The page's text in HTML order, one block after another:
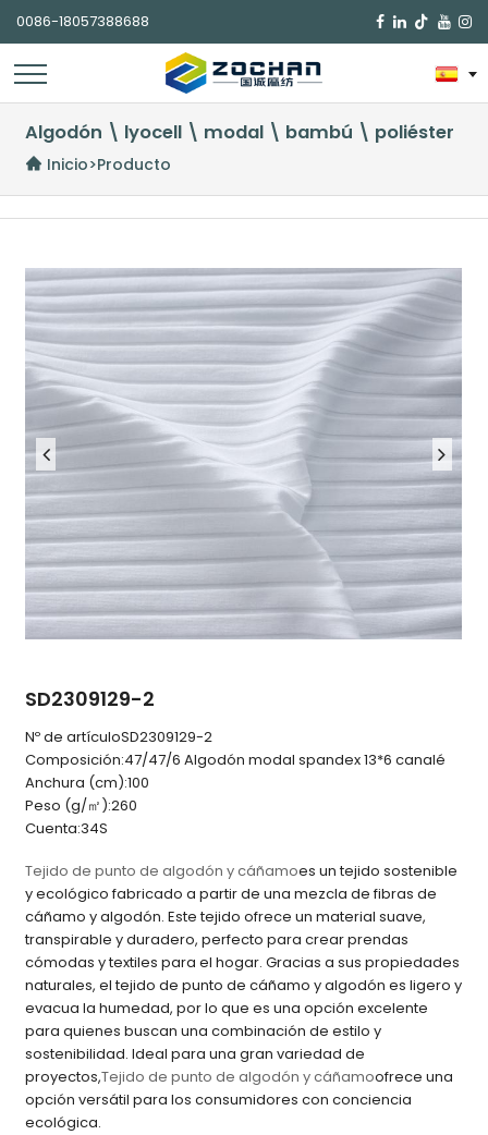
0086-18057388688 
Algodón \ lyocell \ modal \ bambú \ poliéster
Inicio>Producto
SD2309129-2
Nº de artículoSD2309129-2
Composición:47/47/6 Algodón modal spandex 13*6 canalé
Anchura (cm):100
Peso (g/㎡):260
Cuenta:34S
Tejido de punto de algodón y cáñamoes un tejido sostenible
y ecológico fabricado a partir de una mezcla de fibras de
cáñamo y algodón. Este tejido ofrece un material suave,
transpirable y duradero, perfecto para crear prendas
cómodas y textiles para el hogar. Gracias a sus propiedades
naturales, el tejido de punto de cáñamo y algodón es ligero y
evacua la humedad, por lo que es una opción excelente
para quienes buscan una combinación de estilo y
sostenibilidad. Ideal para una gran variedad de
proyectos,Tejido de punto de algodón y cáñamoofrece una
opción versátil para los consumidores con conciencia
ecológica.